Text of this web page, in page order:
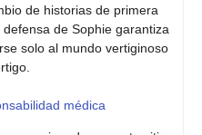
de historias de primera
de Sophie garantiza
solo al mundo vertiginoso
médica